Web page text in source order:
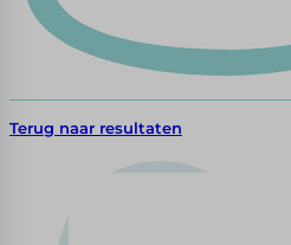
Terug naar resultaten